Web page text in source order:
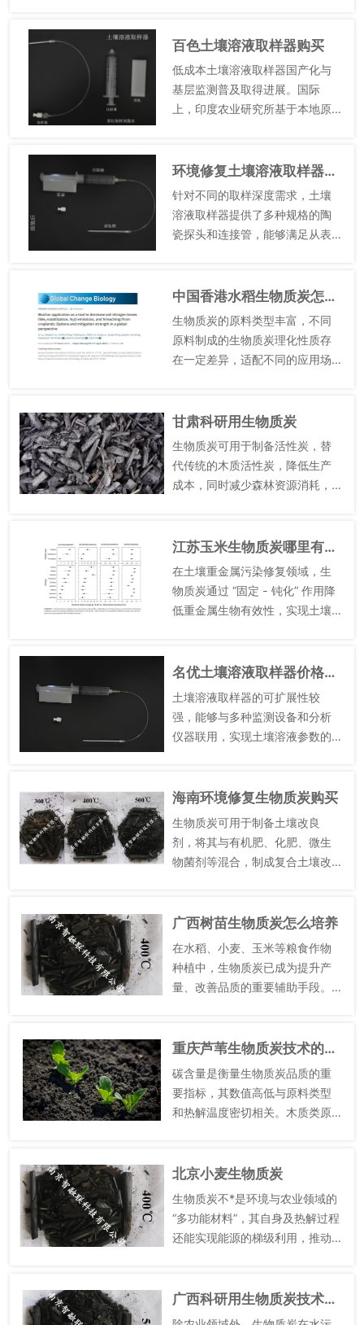
液中痕量重金属的富集能力，对
铅、镉的吸附效率较传统取样...
百色土壤溶液取样器购买
低成本土壤溶液取样器国产化与
基层监测普及取得进展。国际
上，印度农业研究所基于本地原
聚酯滤膜，成本降至传统商业取
样器的1/8，优化了组装工艺，无
需专...
环境修复土壤溶液取样器功能是什么
针对不同的取样深度需求，土壤
溶液取样器提供了多种规格的陶
瓷探头和连接管，能够满足从表
于表层土壤取样，可选择较短的
超滤探头（5cm、10c...
中国香港水稻生物质炭怎么培养
生物质炭的原料类型丰富，不同
原料制成的生物质炭理化性质存
在一定差异，适配不同的应用场
料，碳含量相对较高，制成的生
物质炭孔隙结构更为发达，适合
甘肃科研用生物质炭
生物质炭可用于制备活性炭，替
代传统的木质活性炭，降低生产
成本，同时减少森林资源消耗，
本高，且会消耗大量森林资源，
破坏生态平衡。以生物质炭为原
料，...
江苏玉米生物质炭哪里有卖的
在土壤重金属污染修复领域，生
物质炭通过 “固定 - 钝化” 作用降
低重金属生物有效性，实现土壤
炭，可通过表面吸附、离子交换
将活性镉转化为...
名优土壤溶液取样器价格咨询
土壤溶液取样器的可扩展性较
强，能够与多种监测设备和分析
仪器联用，实现土壤溶液参数的
测土壤溶液中的pH值、电导率、
溶解氧等参数，为研究土壤溶液
的动...
海南环境修复生物质炭购买
生物质炭可用于制备土壤改良
剂，将其与有机肥、化肥、微生
物菌剂等混合，制成复合土壤改
善土壤孔隙结构、吸附养分和污
染物；有机肥负责增加土壤有机
质，提...
广西树苗生物质炭怎么培养
在水稻、小麦、玉米等粮食作物
种植中，生物质炭已成为提升产
量、改善品质的重要辅助手段。
化土壤通气性，减少甲烷排放
（降幅达 15%~25...
重庆芦苇生物质炭技术的应用
碳含量是衡量生物质炭品质的重
要指标，其数值高低与原料类型
和热解温度密切相关。木质类原
析出，碳元素进一步富集，制成
的生物质炭碳含量相对较高；秸
秆类...
北京小麦生物质炭
生物质炭不*是环境与农业领域的
“多功能材料”，其自身及热解过程
还能实现能源的梯级利用，推动
外，还会产生可燃气（主要成分
为甲烷、氢气、一氧化碳）...
广西科研用生物质炭技术的应用